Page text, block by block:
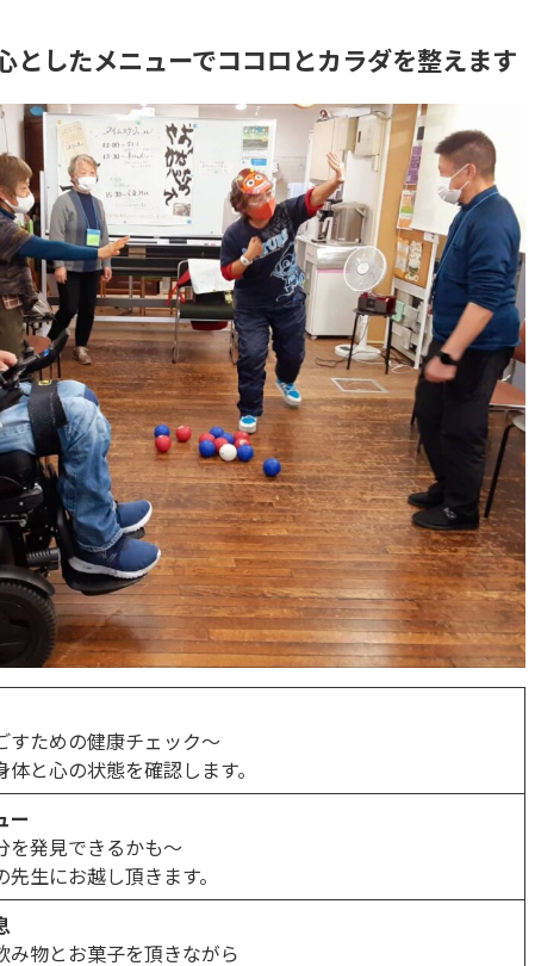
としたメニューでココロとカラダを整えます
すための健康チェック～
体と心の状態を確認します。
ー
を発見できるかも～
先生にお越し頂きます。
み物とお菓子を頂きながら